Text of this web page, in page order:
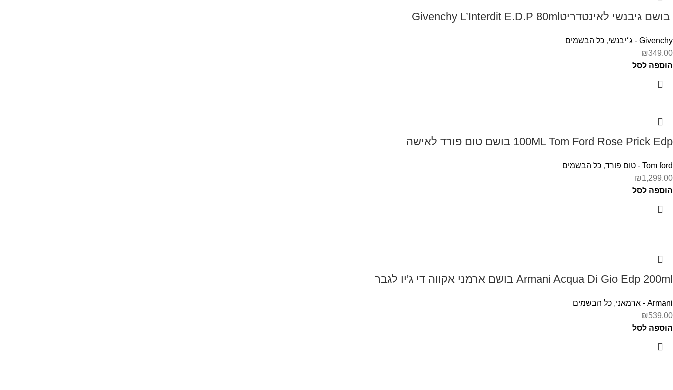
‏ בושם גיבנשי לאינטדריטGivenchy L’Interdit E.D.P 80ml ‏
Givenchy - ג׳יבנשי , כל הבשמים
₪349.00
הוספה לסל
100ML Tom Ford Rose Prick Edp בושם טום פורד לאישה
Tom ford - טום פורד , כל הבשמים
₪1,299.00
הוספה לסל
Armani Acqua Di Gio Edp 200ml בושם ארמני אקווה די ג'יו לגבר
Armani - ארמאני , כל הבשמים
₪539.00
הוספה לסל